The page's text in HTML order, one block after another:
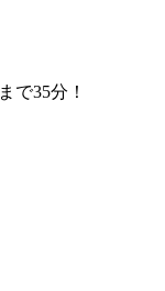
で35分！